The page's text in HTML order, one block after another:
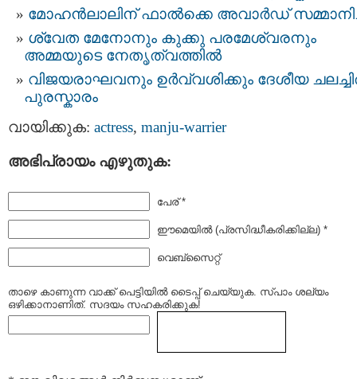
മോഹൻലാലിന് ഫാല്‍ക്കെ അവാര്‍ഡ്
ശ്വേത മേനോനും കുക്കു പരമേശ്വരനും
അമ്മയുടെ നേതൃത്വത്തിൽ
വിജയരാഘവനും ഉര്‍വ്വശിക്കും ദേശീയ
പുരസ്കാരം
വായിക്കുക: actress, manju-warrier
അഭിപ്രായം എഴുതുക:
പേര് *
ഈമെയില്‍ (പ്രസിദ്ധീകരിക്കില്ല) *
വെബ്സൈറ്റ്
താഴെ കാണുന്ന വാക്ക് പെട്ടിയില്‍ ടൈപ്പ്‌ ചെയ്യുക. സ്പാം ശല്യം
ഒഴിക്കാനാണിത്. സദയം സഹകരിക്കുക!